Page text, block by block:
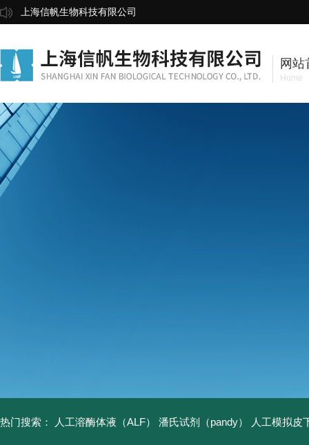
上海信帆生物科技有限公司
网站
Home
热门搜索： 人工溶酶体液（ALF） 潘氏试剂（pandy） 人工模拟皮